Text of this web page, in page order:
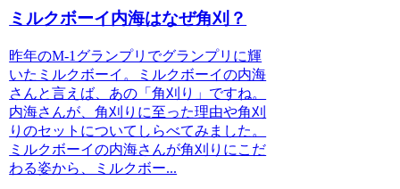
ミルクボーイ内海はなぜ角刈？
昨年のM-1グランプリでグランプリに輝
いたミルクボーイ。ミルクボーイの内海
さんと言えば、あの「角刈り」ですね。
内海さんが、角刈りに至った理由や角刈
りのセットについてしらべてみました。
ミルクボーイの内海さんが角刈りにこだ
わる姿から、ミルクボー...